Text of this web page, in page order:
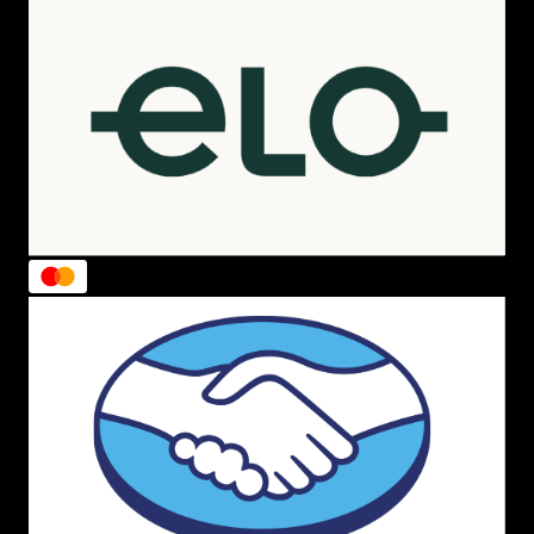
detalhes que a tornam uma peça única.
Melissa Slide:
O clássico slide com o
design minimalista e confortável que a
Melissa faz tão bem. É ideal para quem
busca praticidade e um toque de
modernidade.
confortável e perfeita para compor looks
durabilidade. Em nosso outlet, você pode
encontrar modelos clássicos, estampas divertidas
e edições limitadas com preços especiais.
Outras Marcas: Além de Melissa e Havaianas,
nosso outlet conta com chinelos e slides de outras
marcas que unem qualidade e design,
oferecendo ainda mais opções para o seu estilo.
Dicas para Escolher e Usar Seus Chinelos